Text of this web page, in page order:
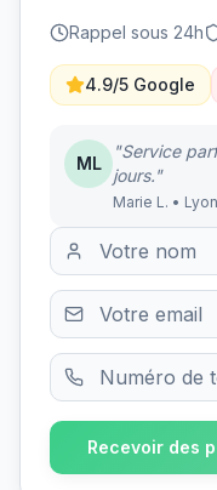
Rappel sous 24h
4.9/5 Google
ML
"Service
jours."
Marie L. • Lyon
Recevoir des